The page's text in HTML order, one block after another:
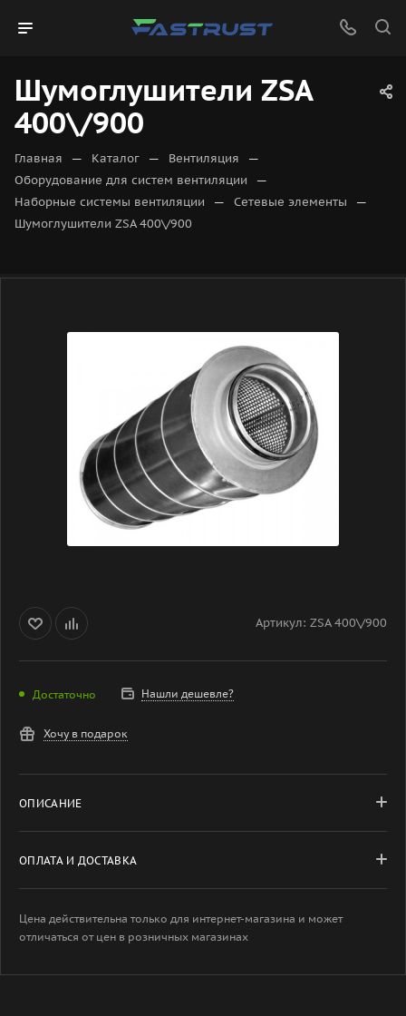
Шумоглушители ZSA
400\/900
Главная — Каталог — Вентиляция —
Оборудование для систем вентиляции —
Наборные системы вентиляции — Сетевые элементы —
Шумоглушители ZSA 400\/900
Артикул: ZSA 400\/900
Достаточно Нашли дешевле?
Хочу в подарок
ОПИСАНИЕ
ОПЛАТА И ДОСТАВКА
Цена действительна только для интернет-магазина и может
отличаться от цен в розничных магазинах